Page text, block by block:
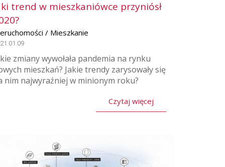
trend w mieszkaniówce przyniósł
/ Mieszkanie
zmiany wywołała pandemia na rynku
mieszkań? Jakie trendy zarysowały się
nim najwyraźniej w minionym roku?
Czytaj więcej